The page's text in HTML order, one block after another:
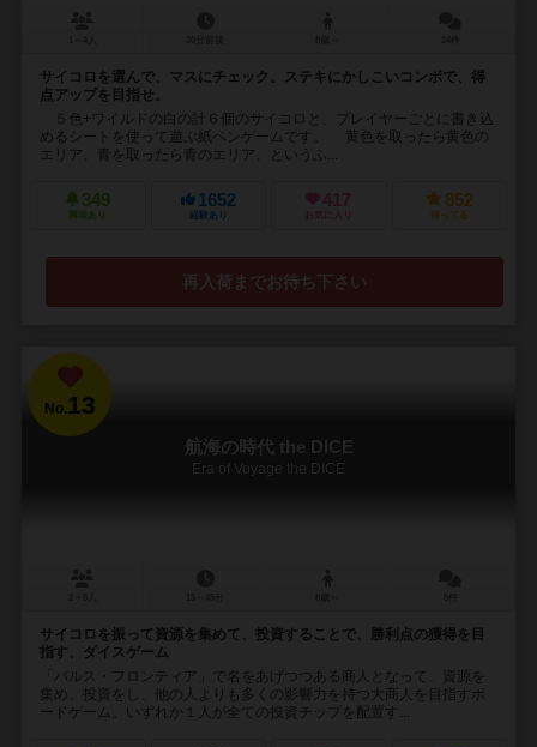
サイコロを選んで、マスにチェック。ステキにかしこいコンボで、得
点アップを目指せ。
５色+ワイルドの白の計６個のサイコロと、プレイヤーごとに書き込
めるシートを使って遊ぶ紙ペンゲームです。 黄色を取ったら黄色の
エリア、青を取ったら青のエリア、というふ...
349
興味あり
1652
経験あり
417
お気に入り
852
持ってる
再入荷までお待ち下さい
No.13
航海の時代 the DICE
Era of Voyage the DICE
サイコロを振って資源を集めて、投資することで、勝利点の獲得を目
指す、ダイスゲーム
「バルス・フロンティア」で名をあげつつある商人となって、資源を
集め、投資をし、他の人よりも多くの影響力を持つ大商人を目指すボ
ードゲーム。いずれか１人が全ての投資チップを配置す...